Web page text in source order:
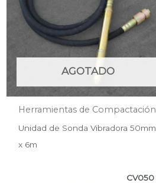
AGOTADO
Herramientas de Compactación
Unidad de Sonda Vibradora 50mm
x 6m
CV050